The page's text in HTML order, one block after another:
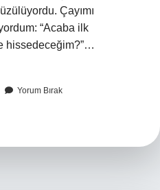
Çayımı
“Acaba ilk
hissedeceğim?”…
Yorum Bırak